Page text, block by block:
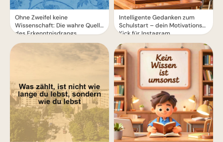
Ohne Zweifel keine
Wissenschaft: Die wahre Quelle
des Erkenntnisdrangs
Intelligente Gedanken zum
Schulstart – dein Motivations-
Kick für Instagram